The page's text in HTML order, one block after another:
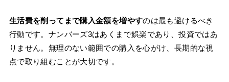
生活費を削ってまで購入金額を増やすのは最も避けるべき
行動です。ナンバーズ3はあくまで娯楽であり、投資ではあ
りません。無理のない範囲での購入を心がけ、長期的な視
点で取り組むことが大切です。